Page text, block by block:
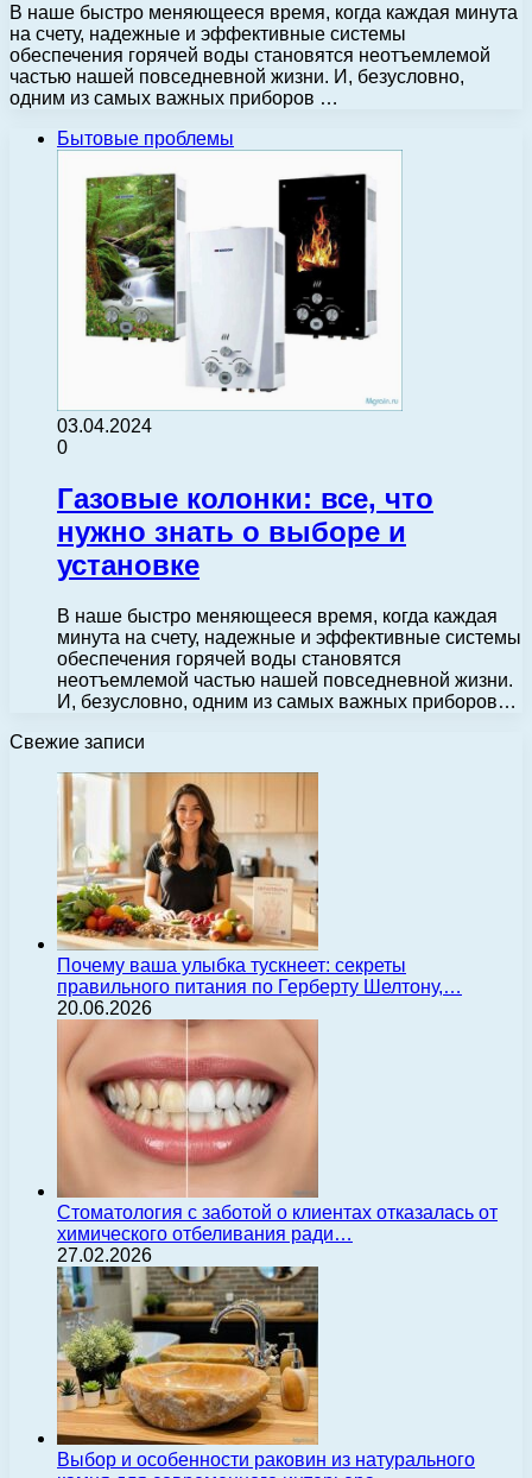
В наше быстро меняющееся время, когда каждая минута
на счету, надежные и эффективные системы
обеспечения горячей воды становятся неотъемлемой
частью нашей повседневной жизни. И, безусловно,
одним из самых важных приборов …
Бытовые проблемы
03.04.2024
0
Газовые колонки: все, что
нужно знать о выборе и
установке
В наше быстро меняющееся время, когда каждая
минута на счету, надежные и эффективные системы
обеспечения горячей воды становятся
неотъемлемой частью нашей повседневной жизни.
И, безусловно, одним из самых важных приборов…
Свежие записи
Почему ваша улыбка тускнеет: секреты
правильного питания по Герберту Шелтону,…
20.06.2026
Стоматология с заботой о клиентах отказалась от
химического отбеливания ради…
27.02.2026
Выбор и особенности раковин из натурального